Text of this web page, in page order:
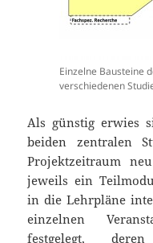
Einzelne Bausteine
verschiedenen
Als günstig erwies
beiden zentralen
Projektzeitraum
jeweils ein
in die Lehrpläne
einzelnen
festgelegt,